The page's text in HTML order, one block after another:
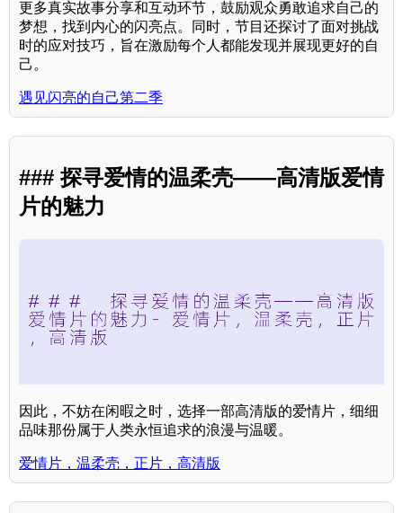
更多真实故事分享和互动环节，鼓励观众勇敢追求自己的
梦想，找到内心的闪亮点。同时，节目还探讨了面对挑战
时的应对技巧，旨在激励每个人都能发现并展现更好的自
己。
遇见闪亮的自己第二季
### 探寻爱情的温柔壳——高清版爱情
片的魅力
因此，不妨在闲暇之时，选择一部高清版的爱情片，细细
品味那份属于人类永恒追求的浪漫与温暖。
爱情片，温柔壳，正片，高清版